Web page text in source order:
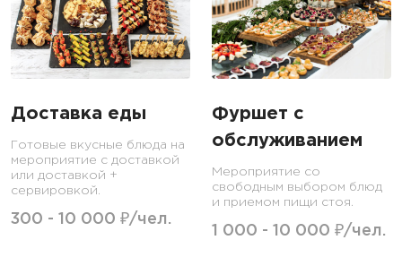
Доставка еды
Готовые вкусные блюда на
мероприятие с доставкой
или доставкой +
сервировкой.
300 - 10 000 ₽/чел.
Фуршет с
обслуживанием
Мероприятие со
свободным выбором блюд
и приемом пищи стоя.
1 000 - 10 000 ₽/чел.